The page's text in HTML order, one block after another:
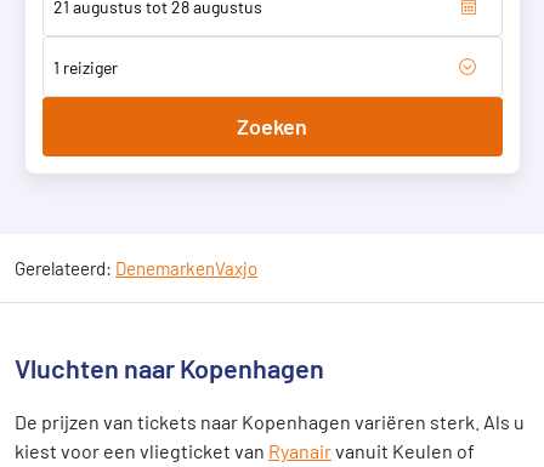
1 reiziger
Zoeken
Gerelateerd: DenemarkenVaxjo
Vluchten naar Kopenhagen
De prijzen van tickets naar Kopenhagen variëren sterk. Als u
kiest voor een vliegticket van Ryanairvanuit Keulen of